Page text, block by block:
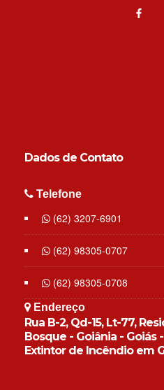
Dados de Contato
Telefone
(62) 3207-6901
(62) 98305-0707
(62) 98305-0708
Endereço
Rua B-2, Qd-15, Lt-77,
Bosque - Goiânia - Goiás
Extintor de Incêndio em